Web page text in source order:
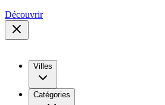
Découvrir
Villes
Catégories